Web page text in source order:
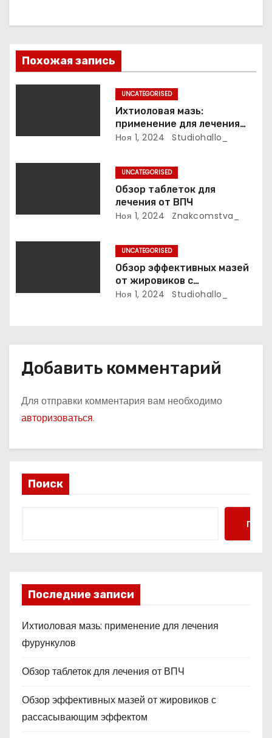
я
п
о
Похожая запись
UNCATEGORISED
Ихтиоловая мазь:
применение для лечения
фурункулов
Ноя 1, 2024 Studiohallo_
UNCATEGORISED
Обзор таблеток для
лечения от ВПЧ
Ноя 1, 2024 Znakcomstva_
UNCATEGORISED
Обзор эффективных мазей
от жировиков с
рассасывающим эффектом
Ноя 1, 2024 Studiohallo_
Добавить комментарий
Для отправки комментария вам необходимо
авторизоваться.
Поиск
Поиск
Последние записи
Ихтиоловая мазь: применение для лечения
фурункулов
Обзор таблеток для лечения от ВПЧ
Обзор эффективных мазей от жировиков с
рассасывающим эффектом